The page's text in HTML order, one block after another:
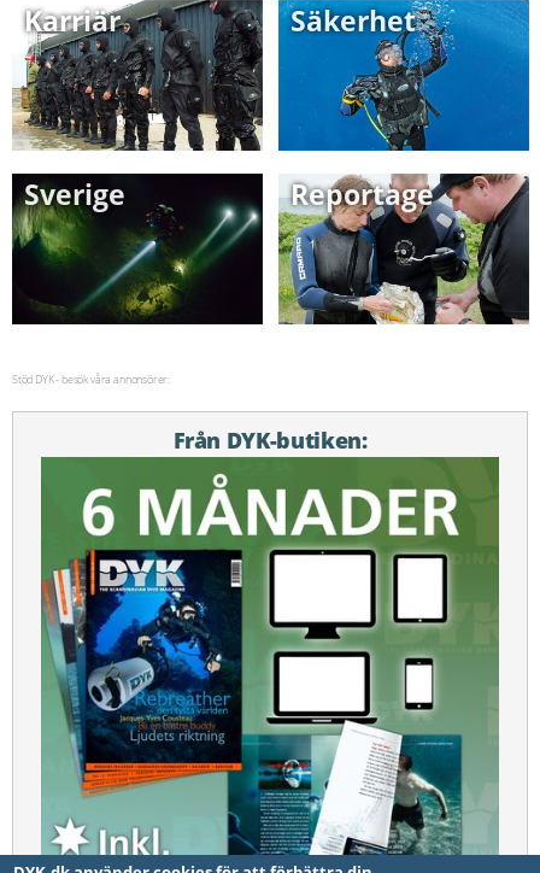
Karriär Säkerhet
Sverige Reportage
Stöd DYK - besök våra annonsörer:
Från DYK-butiken: